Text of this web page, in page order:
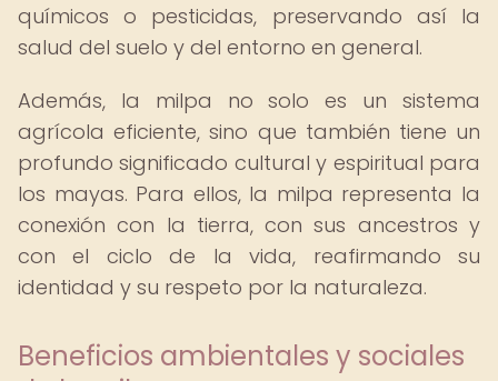
químicos o pesticidas, preservando así la
salud del suelo y del entorno en general.
Además, la milpa no solo es un sistema
agrícola eficiente, sino que también tiene un
profundo significado cultural y espiritual para
los mayas. Para ellos, la milpa representa la
conexión con la tierra, con sus ancestros y
con el ciclo de la vida, reafirmando su
identidad y su respeto por la naturaleza.
Beneficios ambientales y sociales